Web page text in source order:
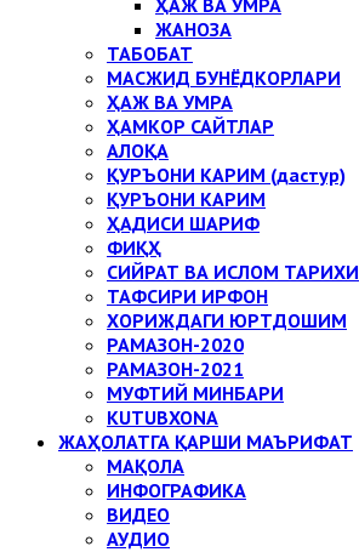
ҲАЖ ВА УМРА
ЖАНОЗА
ТАБОБАТ
МАСЖИД БУНЁДКОРЛАРИ
ҲАЖ ВА УМРА
ҲАМКОР САЙТЛАР
АЛОҚА
ҚУРЪОНИ КАРИМ (дастур)
ҚУРЪОНИ КАРИМ
ҲАДИСИ ШАРИФ
ФИҚҲ
СИЙРАТ ВА ИСЛОМ ТАРИХИ
ТАФСИРИ ИРФОН
ХОРИЖДАГИ ЮРТДОШИМ
РАМАЗОН-2020
РАМАЗОН-2021
МУФТИЙ МИНБАРИ
KUTUBXONA
ЖАҲОЛАТГА ҚАРШИ МАЪРИФАТ
МАҚОЛА
ИНФОГРАФИКА
ВИДЕО
АУДИО